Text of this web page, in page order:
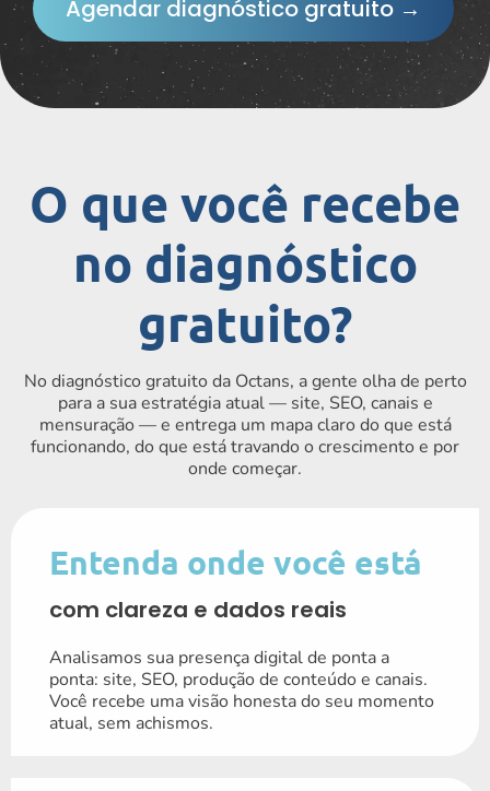
Agendar diagnóstico gratuito →
O que você recebe
no diagnóstico
gratuito?
No diagnóstico gratuito da Octans, a gente olha de perto
para a sua estratégia atual — site, SEO, canais e
mensuração — e entrega um mapa claro do que está
funcionando, do que está travando o crescimento e por
onde começar.
Entenda onde você está
com clareza e dados reais
Analisamos sua presença digital de ponta a
ponta: site, SEO, produção de conteúdo e canais.
Você recebe uma visão honesta do seu momento
atual, sem achismos.